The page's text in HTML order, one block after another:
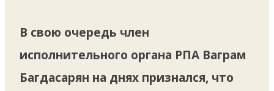
В свою очередь член
исполнительного органа РПА Ваграм
Багдасарян на днях признался, что